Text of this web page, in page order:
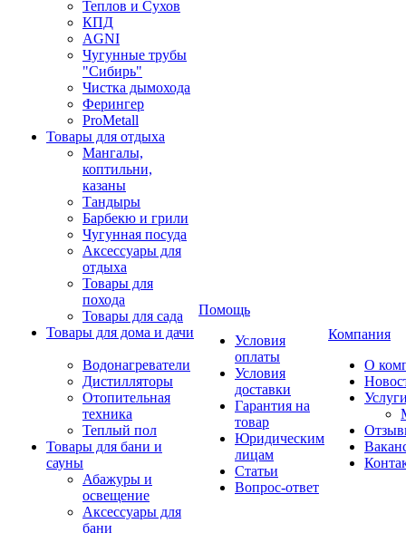
Теплов и Сухов
КПД
AGNI
Чугунные трубы
"Сибирь"
Чистка дымохода
Ферингер
ProMetall
Товары для отдыха
Мангалы,
коптильни,
казаны
Тандыры
Барбекю и грили
Чугунная посуда
Аксессуары для
отдыха
Товары для
похода
Товары для сада
Товары для дома и дачи
Водонагреватели
Дистилляторы
Отопительная
техника
Теплый пол
Товары для бани и
сауны
Абажуры и
освещение
Аксессуары для
бани
Помощь
Условия
оплаты
Условия
доставки
Гарантия на
товар
Юридическим
лицам
Статьи
Вопрос-ответ
Компания
О